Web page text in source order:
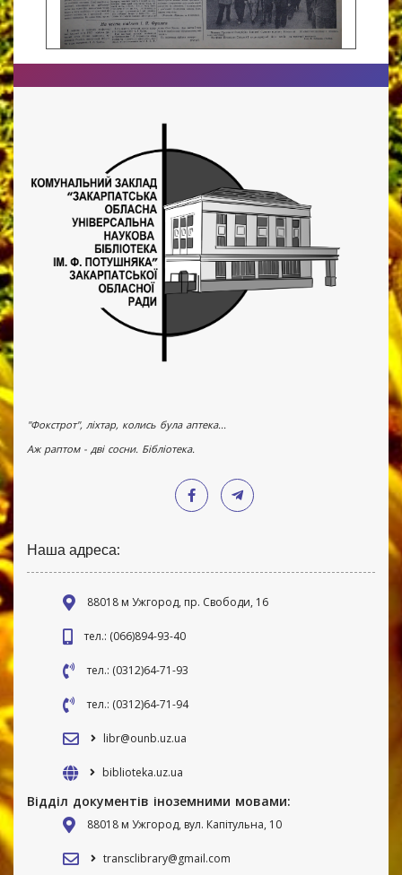
"Фокстрот", ліхтар, колись була аптека...
Аж раптом - дві сосни. Бібліотека.
Наша адреса:
88018 м Ужгород, пр. Свободи, 16
тел.: (066)894-93-40
тел.: (0312)64-71-93
тел.: (0312)64-71-94
libr@ounb.uz.ua
biblioteka.uz.ua
Відділ документів іноземними мовами:
88018 м Ужгород, вул. Капітульна, 10
transclibrary@gmail.com